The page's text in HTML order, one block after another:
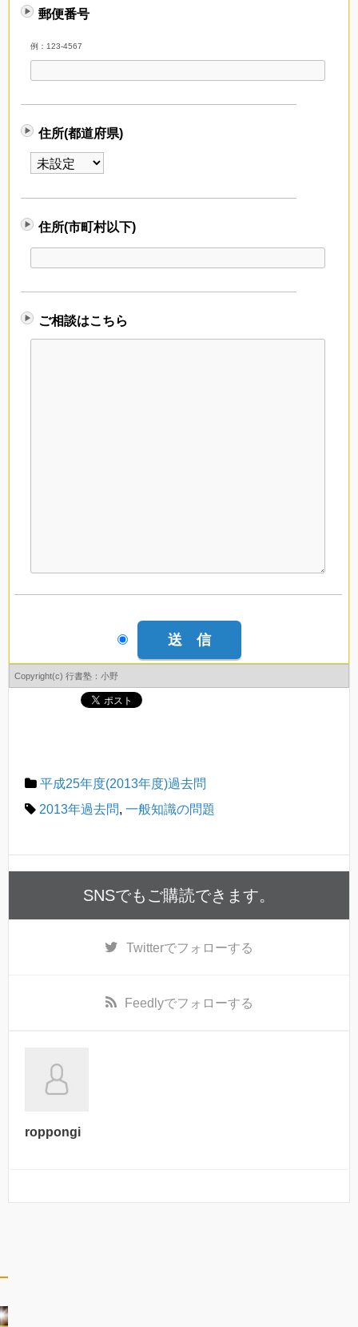
郵便番号
例：123-4567
住所(都道府県)
住所(市町村以下)
ご相談はこちら
Copyright(c) 行書塾：小野
平成25年度(2013年度)過去問
2013年過去問, 一般知識の問題
SNSでもご購読できます。
Twitterでフォローする
Feedlyでフォローする
roppongi